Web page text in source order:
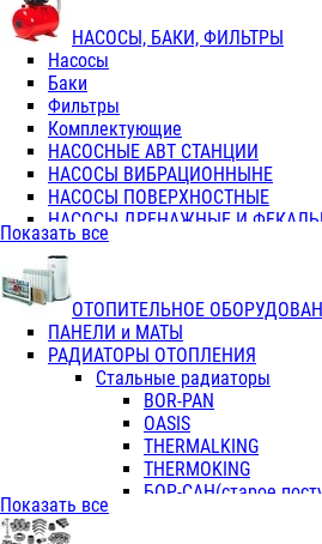
ТРОЙНИКИ ПЕРЕХОДНЫЕ /
ТРОЙНИКИ С ВНУТРЕННЕЙ
КОЛЬЦА РЕЗИНОВЫЕ
ТРУБЫ НАПОРНЫЕ
ТРУБЫ ГОФРИРОВАННЫЕ
ТРУБЫ ПОЛИЭТИЛЕНОВЫЕ
НАСОСЫ, БАКИ, ФИЛЬТРЫ
Насосы
Баки
Фильтры
Комплектующие
НАСОСНЫЕ АВТ СТАНЦИИ
НАСОСЫ ВИБРАЦИОННЫНЕ
НАСОСЫ ПОВЕРХНОСТНЫЕ
НАСОСЫ ДРЕНАЖНЫЕ И
НАСОСЫ ПОВЫСИТ и
НАСОСЫ СКВАЖИННЫЕ
Показать все
ОТОПИТЕЛЬНОЕ
ПАНЕЛИ и МАТЫ
РАДИАТОРЫ ОТОПЛЕНИЯ
Стальные радиаторы
BOR-PAN
OASIS
THERMALKING
THERMOKING
БОР-САН(старое
Показать все